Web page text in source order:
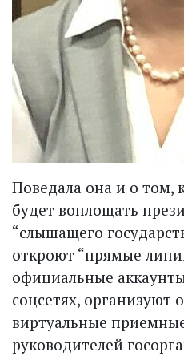
Поведала она и о том,
будет воплощать
“слышащего
откроют “прямые
официальные
соцсетях, организуют
виртуальные
руководителей